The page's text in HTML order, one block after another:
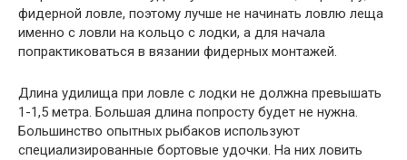
фидерной ловле, поэтому лучше не начинать ловлю леща
именно с ловли на кольцо с лодки, а для начала
попрактиковаться в вязании фидерных монтажей.
Длина удилища при ловле с лодки не должна превышать
1-1,5 метра. Большая длина попросту будет не нужна.
Большинство опытных рыбаков используют
специализированные бортовые удочки. На них ловить